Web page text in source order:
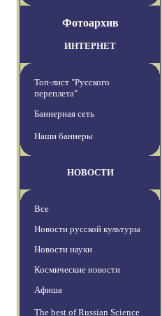
Фотоархив
ИНТЕРНЕТ
Топ-лист "Русского
переплета"
Баннерная сеть
Наши баннеры
НОВОСТИ
Все
Новости русской культуры
Новости науки
Космические новости
Афиша
The best of Russian Science